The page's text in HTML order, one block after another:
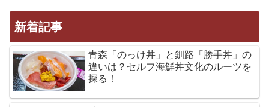
新着記事
青森「のっけ丼」と釧路「勝手丼」の
違いは？セルフ海鮮丼文化のルーツを
探る！